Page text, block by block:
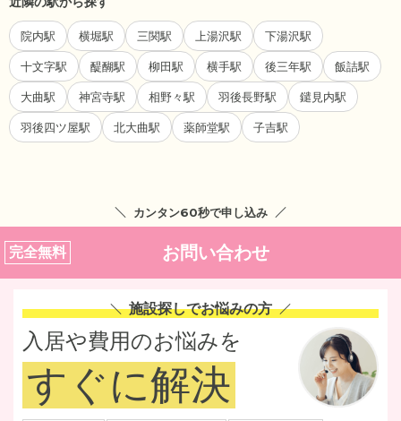
院内駅 横堀駅 三関駅 上湯沢駅 下湯沢駅
十文字駅 醍醐駅 柳田駅 横手駅 後三年駅 飯詰駅
大曲駅 神宮寺駅 相野々駅 羽後長野駅 鑓見内駅
羽後四ツ屋駅 北大曲駅 薬師堂駅 子吉駅
カンタン60秒で申し込み
完全無料 お問い合わせ
施設探しでお悩みの方
入居や費用のお悩みを
すぐに解決